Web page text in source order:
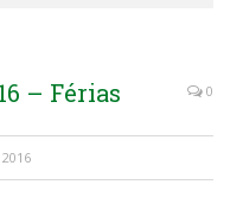
– Férias 0
2016